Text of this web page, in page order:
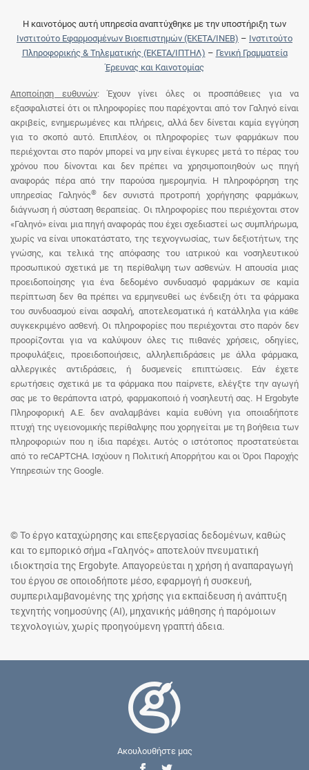
Η καινοτόμος αυτή υπηρεσία αναπτύχθηκε με την υποστήριξη των
Ινστιτούτο Εφαρμοσμένων Βιοεπιστημών (ΕΚΕΤΑ/ΙΝΕΒ) – Ινστιτούτο
Πληροφορικής & Τηλεματικής (ΕΚΕΤΑ/ΙΠΤΗΛ) – Γενική Γραμματεία
Έρευνας και Καινοτομίας
Αποποίηση ευθυνών: Έχουν γίνει όλες οι προσπάθειες για να
εξασφαλιστεί ότι οι πληροφορίες που παρέχονται από τον Γαληνό είναι
ακριβείς, ενημερωμένες και πλήρεις, αλλά δεν δίνεται καμία εγγύηση
για το σκοπό αυτό. Επιπλέον, οι πληροφορίες των φαρμάκων που
περιέχονται στο παρόν μπορεί να μην είναι έγκυρες μετά το πέρας του
χρόνου που δίνονται και δεν πρέπει να χρησιμοποιηθούν ως πηγή
αναφοράς πέρα από την παρούσα ημερομηνία. Η πληροφόρηση της
υπηρεσίας Γαληνός®
δεν συνιστά προτροπή χορήγησης φαρμάκων,
διάγνωση ή σύσταση θεραπείας. Οι πληροφορίες που περιέχονται στον
«Γαληνό» είναι μια πηγή αναφοράς που έχει σχεδιαστεί ως συμπλήρωμα,
χωρίς να είναι υποκατάστατο, της τεχνογνωσίας, των δεξιοτήτων, της
γνώσης, και τελικά της απόφασης του ιατρικού και νοσηλευτικού
προσωπικού σχετικά με τη περίθαλψη των ασθενών. Η απουσία μιας
προειδοποίησης για ένα δεδομένο συνδυασμό φαρμάκων σε καμία
περίπτωση δεν θα πρέπει να ερμηνευθεί ως ένδειξη ότι τα φάρμακα
του συνδυασμού είναι ασφαλή, αποτελεσματικά ή κατάλληλα για κάθε
συγκεκριμένο ασθενή. Οι πληροφορίες που περιέχονται στο παρόν δεν
προορίζονται για να καλύψουν όλες τις πιθανές χρήσεις, οδηγίες,
προφυλάξεις, προειδοποιήσεις, αλληλεπιδράσεις με άλλα φάρμακα,
αλλεργικές αντιδράσεις, ή δυσμενείς επιπτώσεις. Εάν έχετε
ερωτήσεις σχετικά με τα φάρμακα που παίρνετε, ελέγξτε την αγωγή
σας με το θεράποντα ιατρό, φαρμακοποιό ή νοσηλευτή σας. Η Ergobyte
Πληροφορική Α.Ε. δεν αναλαμβάνει καμία ευθύνη για οποιαδήποτε
πτυχή της υγειονομικής περίθαλψης που χορηγείται με τη βοήθεια των
πληροφοριών που η ίδια παρέχει. Αυτός ο ιστότοπος προστατεύεται
από το reCAPTCHA. Ισχύουν η Πολιτική Απορρήτου και οι Όροι Παροχής
Υπηρεσιών της Google.
© Το έργο καταχώρησης και επεξεργασίας δεδομένων, καθώς
και το εμπορικό σήμα «Γαληνός» αποτελούν πνευματική
ιδιοκτησία της Ergobyte. Απαγορεύεται η χρήση ή αναπαραγωγή
του έργου σε οποιοδήποτε μέσο, εφαρμογή ή συσκευή,
συμπεριλαμβανομένης της χρήσης για εκπαίδευση ή ανάπτυξη
τεχνητής νοημοσύνης (AI), μηχανικής μάθησης ή παρόμοιων
τεχνολογιών, χωρίς προηγούμενη γραπτή άδεια.
Ακουλουθήστε μας